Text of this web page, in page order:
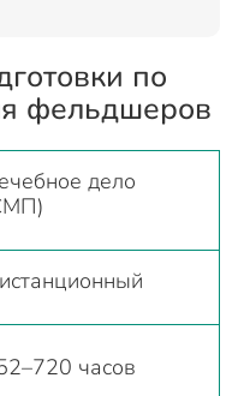
по
фельдшеров
дело
часов